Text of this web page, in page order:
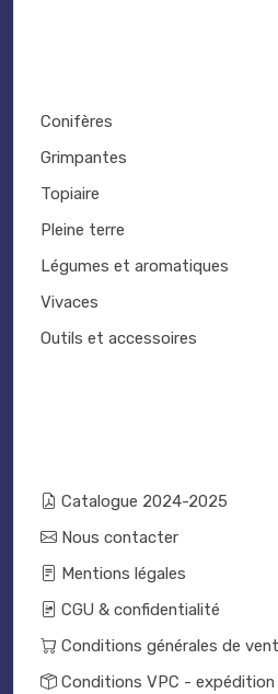
Conifères
Grimpantes
Topiaire
Pleine terre
Légumes et aromatiques
Vivaces
Outils et accessoires
Catalogue 2024-2025
Nous contacter
Mentions légales
CGU & confidentialité
Conditions générales de
Conditions VPC - expédition